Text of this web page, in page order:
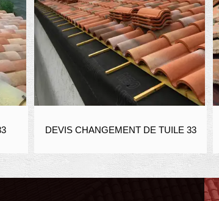
DEVIS CHANGEMENT DE TUILE 33